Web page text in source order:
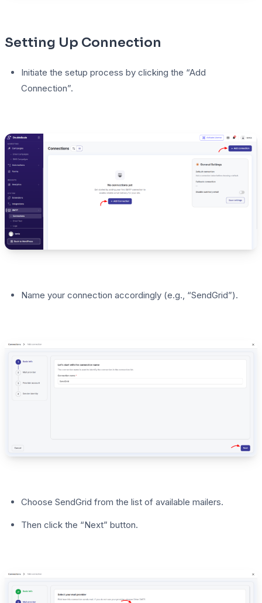
Setting Up Connection
Initiate the setup process by clicking the “Add
Connection”.
Name your connection accordingly (e.g., “SendGrid”).
Choose SendGrid from the list of available mailers.
Then click the “Next” button.